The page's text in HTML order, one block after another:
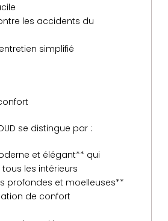
les accidents du
simplifié
se distingue par :
et élégant** qui
tous les intérieurs
profondes et moelleuses**
de confort